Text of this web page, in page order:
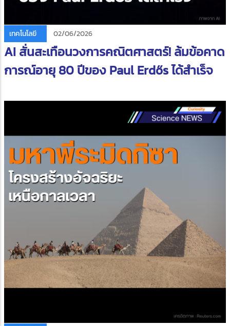
เทคโนโลยี 02/06/2026
AI สั่นสะเทือนวงการคณิตศาสตร์! ล้มข้อคาด
การณ์อายุ 80 ปีของ Paul Erdős ได้สำเร็จ